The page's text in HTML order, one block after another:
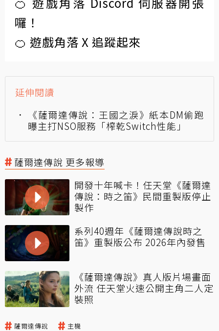
囉！
🍊 遊戲角落 X 追蹤起來
延伸閱讀
《薩爾達傳說：王國之淚》紙本DM偷跑
曝主打NSO服務「榨乾Switch性能」
薩爾達傳說 更多報導
開發十年喊卡！任天堂《薩爾達
傳說：時之笛》民間重製版停止
製作
系列40週年《薩爾達傳說時之
笛》重製版公布 2026年內發售
《薩爾達傳說》真人版片場畫面
外流 任天堂火速公開主角二人定
裝照
薩爾達傳說 主機